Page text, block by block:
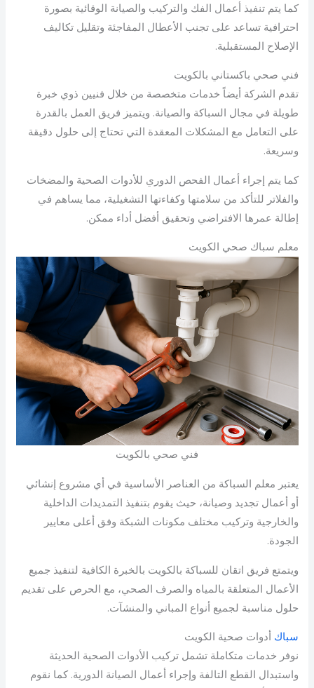
كما يتم تنفيذ أعمال الفك والتركيب والصيانة الوقائية بصورة
احترافية تساعد على تجنب الأعطال المفاجئة وتقليل تكاليف
الإصلاح المستقبلية.
فني صحي باكستاني بالكويت
تقدم الشركة أيضاً خدمات متخصصة من خلال فنيين ذوي خبرة
طويلة في مجال السباكة والصيانة. ويتميز فريق العمل بالقدرة
على التعامل مع المشكلات المعقدة التي تحتاج إلى حلول دقيقة
وسريعة.
كما يتم إجراء أعمال الفحص الدوري للأدوات الصحية والمضخات
والفلاتر للتأكد من سلامتها وكفاءتها التشغيلية، مما يساهم في
إطالة عمرها الافتراضي وتحقيق أفضل أداء ممكن.
معلم سباك صحي الكويت
فني صحي بالكويت
يعتبر معلم السباكة من العناصر الأساسية في أي مشروع إنشائي
أو أعمال تجديد وصيانة، حيث يقوم بتنفيذ التمديدات الداخلية
والخارجية وتركيب مختلف مكونات الشبكة وفق أعلى معايير
الجودة.
ويتمتع فريق اتقان للسباكة بالكويت بالخبرة الكافية لتنفيذ جميع
الأعمال المتعلقة بالمياه والصرف الصحي، مع الحرص على تقديم
حلول مناسبة لجميع أنواع المباني والمنشآت.
سباك أدوات صحية الكويت
نوفر خدمات متكاملة تشمل تركيب الأدوات الصحية الحديثة
واستبدال القطع التالفة وإجراء أعمال الصيانة الدورية. كما نقوم